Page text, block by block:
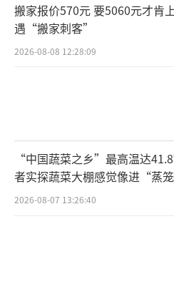
搬家报价570元 要5060元才肯
遇“搬家刺客”
2026-08-08 12:28:09
“中国蔬菜之乡”最高温达
者实探蔬菜大棚感觉像进“蒸
村民称只能凌晨两点起来干活
2026-08-07 13:26:40